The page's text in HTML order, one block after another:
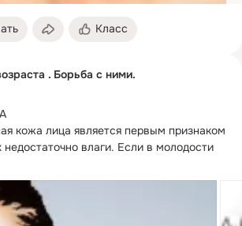
Класс
. Борьба с ними.
кожа лица является первым признаком
недостаточно влаги. Если в молодости